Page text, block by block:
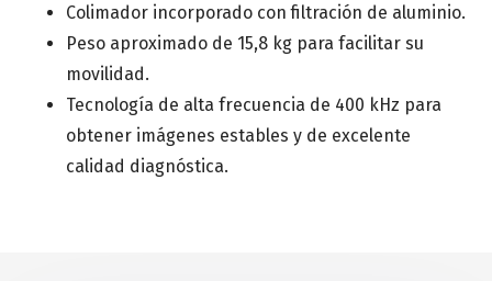
Colimador incorporado con filtración de aluminio.
Peso aproximado de 15,8 kg para facilitar su
movilidad.
Tecnología de alta frecuencia de 400 kHz para
obtener imágenes estables y de excelente
calidad diagnóstica.